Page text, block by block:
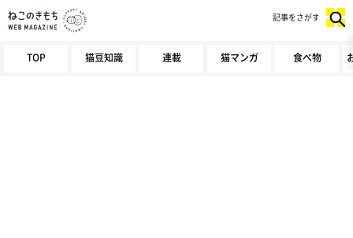
TOP 猫豆知識 連載 猫マンガ 食べ物
記事をさがす